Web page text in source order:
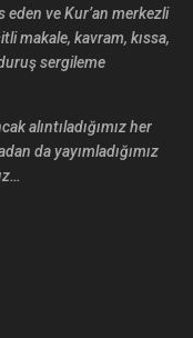
ve Kur’an merkezli
makale, kavram, kıssa,
sergileme
alıntıladığımız her
da yayımladığımız